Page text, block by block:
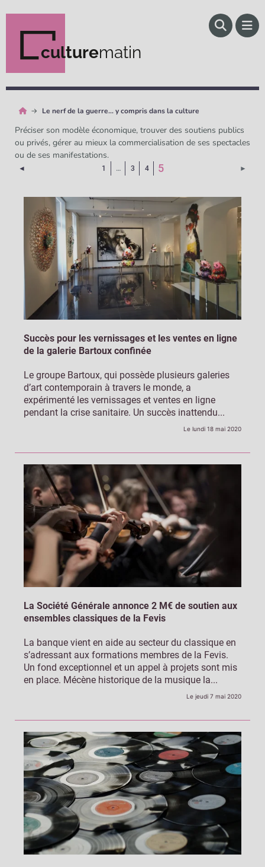
culturematin
Le nerf de la guerre… y compris dans la culture
Préciser son modèle économique, trouver des soutiens publics
ou privés, gérer au mieux la commercialisation de ses spectacles
ou de ses manifestations.
◄ 1 … 3 4 5(Page courante) ►
Succès pour les vernissages et les ventes en ligne
de la galerie Bartoux confinée
Le groupe Bartoux, qui possède plusieurs galeries
d’art contemporain à travers le monde, a
expérimenté les vernissages et ventes en ligne
pendant la crise sanitaire. Un succès inattendu...
Le lundi 18 mai 2020
La Société Générale annonce 2 M€ de soutien aux
ensembles classiques de la Fevis
La banque vient en aide au secteur du classique en
s’adressant aux formations membres de la Fevis.
Un fond exceptionnel et un appel à projets sont mis
en place. Mécène historique de la musique la...
Le jeudi 7 mai 2020